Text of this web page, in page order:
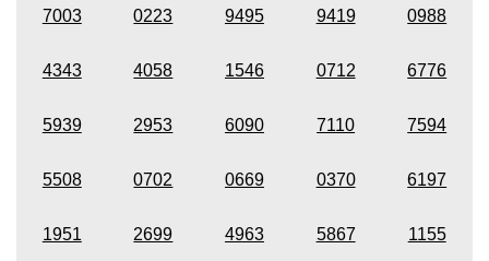
7003 0223 9495 9419 0988
4343 4058 1546 0712 6776
5939 2953 6090 7110 7594
5508 0702 0669 0370 6197
1951 2699 4963 5867 1155